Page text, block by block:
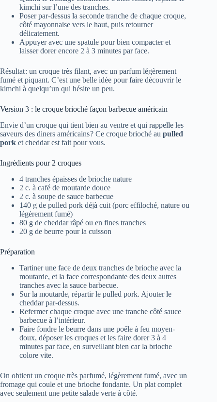
kimchi sur l’une des tranches.
Poser par-dessus la seconde tranche de chaque croque,
côté mayonnaise vers le haut, puis retourner
délicatement.
Appuyer avec une spatule pour bien compacter et
laisser dorer encore 2 à 3 minutes par face.
Résultat : un croque très filant, avec un parfum légèrement
fumé et piquant. C’est une belle idée pour faire découvrir le
kimchi à quelqu’un qui hésite un peu.
Version 3 : le croque brioché façon barbecue américain
Envie d’un croque qui tient bien au ventre et qui rappelle les
saveurs des diners américains ? Ce croque brioché au pulled
pork et cheddar est fait pour vous.
Ingrédients pour 2 croques
4 tranches épaisses de brioche nature
2 c. à café de moutarde douce
2 c. à soupe de sauce barbecue
140 g de pulled pork déjà cuit (porc effiloché, nature ou
légèrement fumé)
80 g de cheddar râpé ou en fines tranches
20 g de beurre pour la cuisson
Préparation
Tartiner une face de deux tranches de brioche avec la
moutarde, et la face correspondante des deux autres
tranches avec la sauce barbecue.
Sur la moutarde, répartir le pulled pork. Ajouter le
cheddar par-dessus.
Refermer chaque croque avec une tranche côté sauce
barbecue à l’intérieur.
Faire fondre le beurre dans une poêle à feu moyen-
doux, déposer les croques et les faire dorer 3 à 4
minutes par face, en surveillant bien car la brioche
colore vite.
On obtient un croque très parfumé, légèrement fumé, avec un
fromage qui coule et une brioche fondante. Un plat complet
avec seulement une petite salade verte à côté.